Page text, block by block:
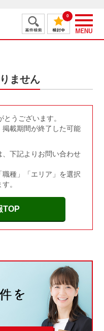
0
ません
うございます。
載期間が終了した可能
下記よりお問い合わせ
種」「エリア」を選択
。
TOP